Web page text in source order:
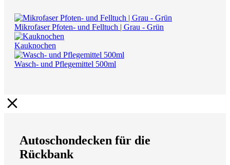
Mikrofaser Pfoten- und Felltuch | Grau - Grün
Kauknochen
Wasch- und Pflegemittel 500ml
Autoschondecken für die
Rückbank